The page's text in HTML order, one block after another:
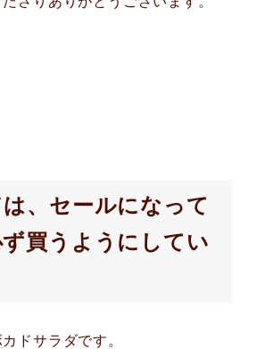
、セールになって
買うようにしてい
ドサラダです。